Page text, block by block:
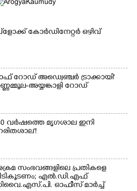
കോർഡിനേറ്റർ ഒഴിവ്
റോഡ് അഡ്വെഞ്ചർ ട്രാക്കായി'
അയ്യങ്കാളി റോഡ്
വർഷത്തെ മൃഗശാല ഇനി
സംഭവങ്ങളിലെ പ്രതികളെ
എൽ.ഡി.എഫ്
ഓഫീസ് മാർച്ച്
Copy Link